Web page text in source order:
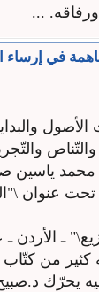
...
في
محمد ياسين
تحت عنوان
والتوزيع\" ـ
كثير من
يحرّك د.صبيح